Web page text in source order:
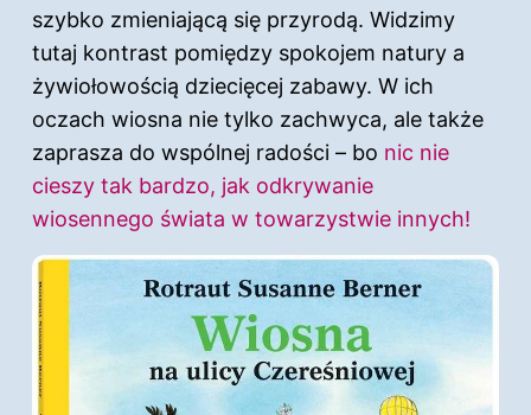
szybko zmieniającą się przyrodą. Widzimy
tutaj kontrast pomiędzy spokojem natury a
żywiołowością dziecięcej zabawy. W ich
oczach wiosna nie tylko zachwyca, ale także
zaprasza do wspólnej radości – bo nic nie
cieszy tak bardzo, jak odkrywanie
wiosennego świata w towarzystwie innych!